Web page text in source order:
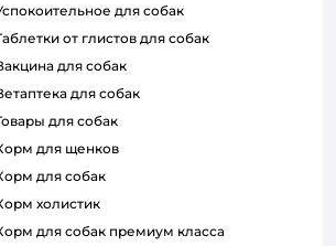
успокоительное для собак
таблетки от глистов для собак
вакцина для собак
ветаптека для собак
товары для собак
корм для щенков
корм для собак
корм холистик
корм для собак премиум класса